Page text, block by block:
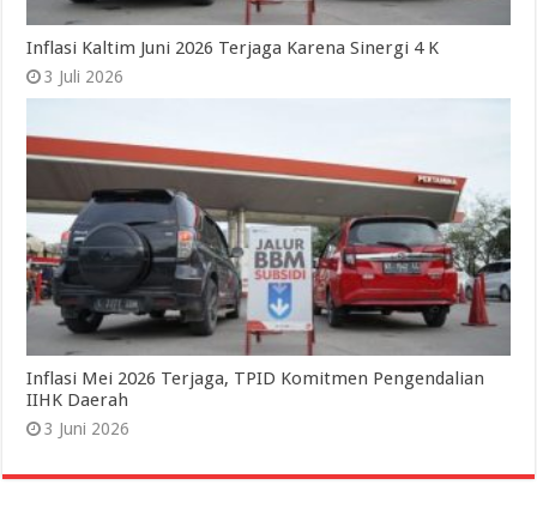
Inflasi Kaltim Juni 2026 Terjaga Karena Sinergi 4 K
3 Juli 2026
Inflasi Mei 2026 Terjaga, TPID Komitmen Pengendalian
IIHK Daerah
3 Juni 2026